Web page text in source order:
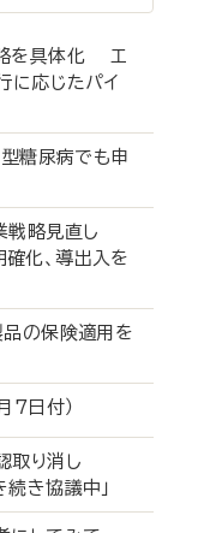
を具体化 エ
に応じたパイ
糖尿病でも申
戦略見直し
化、導出入を
品の保険適用を
8月7日付）
認取り消し
続き協議中」